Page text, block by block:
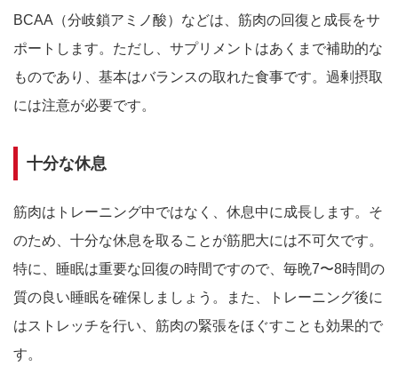
BCAA（分岐鎖アミノ酸）などは、筋肉の回復と成長をサ
ポートします。ただし、サプリメントはあくまで補助的な
ものであり、基本はバランスの取れた食事です。過剰摂取
には注意が必要です。
十分な休息
筋肉はトレーニング中ではなく、休息中に成長します。そ
のため、十分な休息を取ることが筋肥大には不可欠です。
特に、睡眠は重要な回復の時間ですので、毎晩7〜8時間の
質の良い睡眠を確保しましょう。また、トレーニング後に
はストレッチを行い、筋肉の緊張をほぐすことも効果的で
す。